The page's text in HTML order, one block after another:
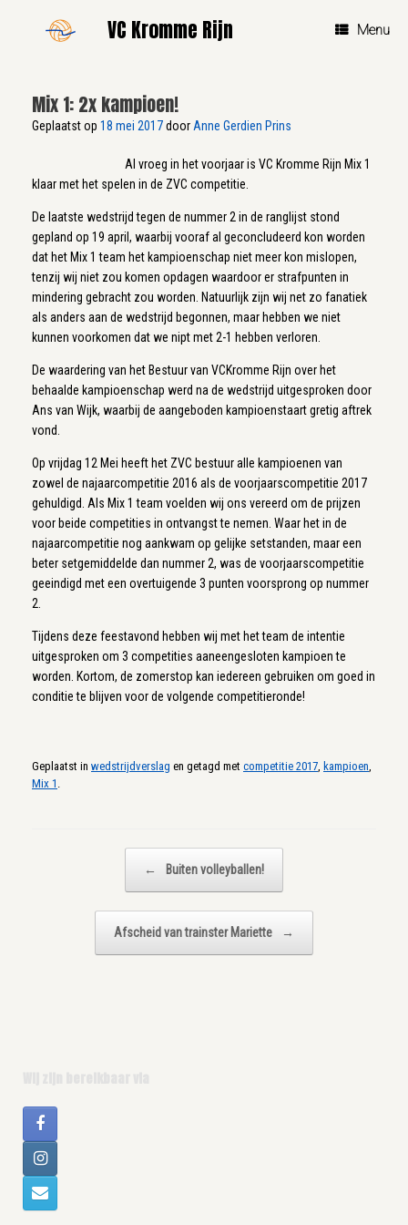
VC Kromme Rijn Menu
Mix 1: 2x kampioen!
Geplaatst op 18 mei 2017door Anne Gerdien Prins
Al vroeg in het voorjaar is VC Kromme Rijn Mix 1
klaar met het spelen in de ZVC competitie.
De laatste wedstrijd tegen de nummer 2 in de ranglijst stond
gepland op 19 april, waarbij vooraf al geconcludeerd kon worden
dat het Mix 1 team het kampioenschap niet meer kon mislopen,
tenzij wij niet zou komen opdagen waardoor er strafpunten in
mindering gebracht zou worden. Natuurlijk zijn wij net zo fanatiek
als anders aan de wedstrijd begonnen, maar hebben we niet
kunnen voorkomen dat we nipt met 2-1 hebben verloren.
De waardering van het Bestuur van VCKromme Rijn over het
behaalde kampioenschap werd na de wedstrijd uitgesproken door
Ans van Wijk, waarbij de aangeboden kampioenstaart gretig aftrek
vond.
Op vrijdag 12 Mei heeft het ZVC bestuur alle kampioenen van
zowel de najaarcompetitie 2016 als de voorjaarscompetitie 2017
gehuldigd. Als Mix 1 team voelden wij ons vereerd om de prijzen
voor beide competities in ontvangst te nemen. Waar het in de
najaarcompetitie nog aankwam op gelijke setstanden, maar een
beter setgemiddelde dan nummer 2, was de voorjaarscompetitie
geeindigd met een overtuigende 3 punten voorsprong op nummer
2.
Tijdens deze feestavond hebben wij met het team de intentie
uitgesproken om 3 competities aaneengesloten kampioen te
worden. Kortom, de zomerstop kan iedereen gebruiken om goed in
conditie te blijven voor de volgende competitieronde!
Geplaatst in wedstrijdverslag en getagd met competitie 2017 kampioen
Mix 1
← Buiten volleyballen!
Afscheid van trainster Mariette →